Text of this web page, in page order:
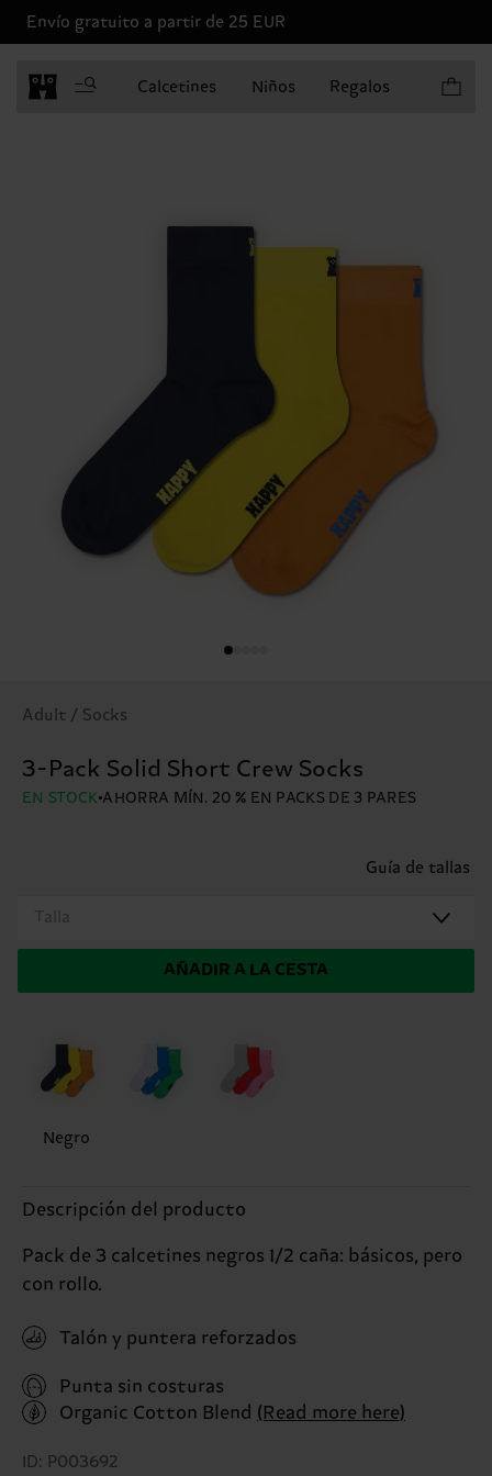
Envío gratuito a partir de 25 EUR
Calcetines Niños Regalos
Adult / Socks
3-Pack Solid Short Crew Socks
EN STOCK AHORRA MÍN. 20 % EN PACKS DE 3 PARES
Guía de tallas
Talla
AÑADIR A LA CESTA
Negro
Descripción del producto
Pack de 3 calcetines negros 1/2 caña: básicos, pero
con rollo.
Talón y puntera reforzados
Punta sin costuras
Organic Cotton Blend (Read more here)
ID: P003692